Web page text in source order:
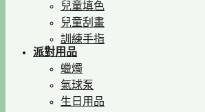
兒童填色
兒童刮畫
訓練手指
派對用品
蠟燭
氣球泵
生日用品